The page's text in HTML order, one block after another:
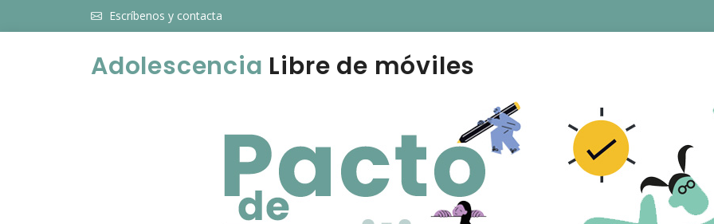
Escríbenos y contacta
Adolescencia Libre de móviles